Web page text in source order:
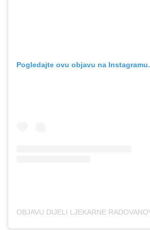
Pogledajte ovu objavu na Instagramu.